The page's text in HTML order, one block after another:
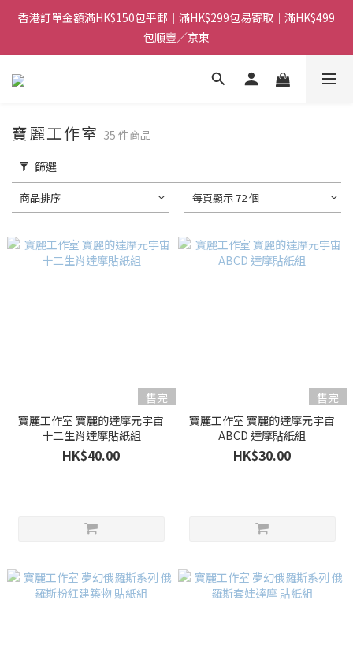
香港訂單金額滿HK$150包平郵｜滿HK$299包易寄取｜滿HK$499
包順豐／京東
【網店限定！】指定清貨商品每消費HK$100即享購物金HK$50回
寶麗工作室 35 件商品
篩選
商品排序 每頁顯示 72 個
售完
寶麗工作室 寶麗的達摩元宇宙
十二生肖達摩貼紙組
HK$40.00
售完
寶麗工作室 寶麗的達摩元宇宙
ABCD 達摩貼紙組
HK$30.00